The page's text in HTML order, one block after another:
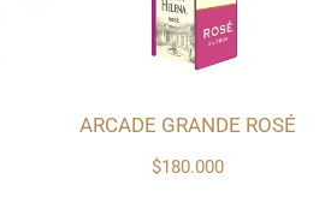
$180.000
ARCADE GRANDE ROSÉ